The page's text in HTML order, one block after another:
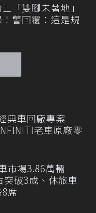
「雙腳未著地」
警回覆：這是規
典車回廠專案
老車原廠零
市場3.86萬輛
突破3成、休旅車
席